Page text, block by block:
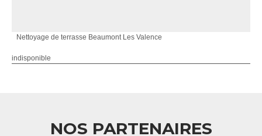
Nettoyage de terrasse Beaumont Les Valence
indisponible
NOS PARTENAIRES